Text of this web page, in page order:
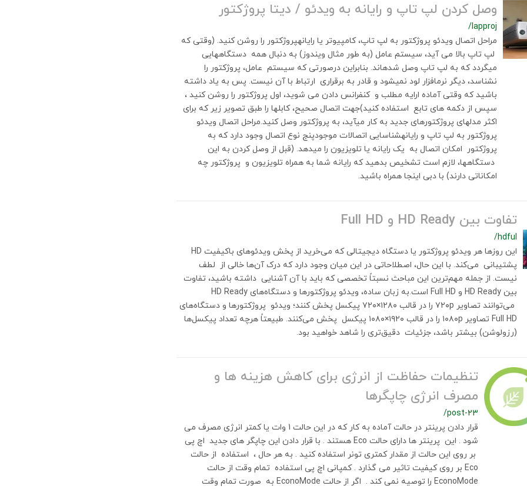
وصل کردن لپ تاپ و رایانه به ویدئو / دیتا پروژکتور
/lapproj
مراحل اتصال ویدئو پروژکتور به لپ تاپ، کامپیوتر یا رایانهپروژکتور را روشن کنید. (وقتی که
لپ تاپ بالا می آید، سیستم عامل (به طور مثال ویندوز) به دنبال همه دستگاه‎هایی
می‎گردد که به لپ تاپ وصل شده‎اند. بنابراین درصورتی که سیستم عامل، پروژکتور را
نشناسد، دیگر نرم‎افزار لود نمی‎شود و قادر به برقراری ارتباط با آن نیست. پس به یاد داشته
باشید که وقتی آماده ارایه مطلب و کنفرانس دادن می شوید، اول پروژکتور را روشن کنید ،
سپس از دکمه های تابع استفاده کنید)جهت اتصال صحیح، کابل‎ها را طبق تصویر زیر که برای
اکثر مدلهای پروژکتورهای جدید به کار می‎آید، به پروژکتور وصل کنید.مراحل اتصال ویدئو
پروژکتور به لپ تاپ و رایانهشناسایی اتصالات موجودپنج نوع اتصال وجود دارد که به
پروژکتور امکان اتصال به یک رایانه یا تلویزیون را می‎دهد. (قبل از وصل کردن به این
دستگاه‎ها، لازم است تشخیص بدهید که رایانه شما به همراه تلویزیون و پروژکتور چه
امکاناتی دارند) با دبی اینجا همراه باشید.
تفاوت بین HD Ready و Full HD
/hdful
این روزها هر ویدئو پروژکتور یا دستگاه دیجیتالی که می‌خرید از پخش ویدئوهای باکیفیت HD
پشتیبانی می‌کند. با این حال، اصطلاحاتی در این میان وجود دارد که درک آن‌ها خالی از لطف
نیست. از جمله مهم‌ترین این مباحث نسبتاً تخصصی که باید با آن آشنایی داشته باشید، تفاوت
بین HD Ready و Full HD است.به زبان ساده، ویدئو پروژکتورها و دستگاه‌های HD Ready
می‌توانند تصاویر ۷۲۰p را در قالب ۱۲۸۰×۷۲۰ پیکسل پخش کنند؛ ویدئو پروژکتورها و دستگاه‌های
Full HD تصاویر ۱۰۸۰p را در قالب ۱۹۲۰×۱۰۸۰ پیکسل پخش می‌کنند. طبیعتاً هرچه تعداد پیکسل‌ها
(رزولوشن) بیشتر باشد، جزئیات دقیق‌تری را شاهد خواهید بود.
تنظیمات حفاظت از انرژی برای کاهش هزینه ها و
مصرف انرژی چاپگرها
/post-23
قرار دادن پرینتر در حالت آماده به کار که در این حالت 1 وات یا کمتر انرژی مصرف می
شود . این پرینتر ها دارای حالت Eco هستند . با قرار دادن این چاپگر های جدید اچ پی
بر روی این حالت از مقدار کمتری تونر استفاده کنید . به هر حال ، استفاده از حالت
Eco بر روی کیفیت تاثیر می گذارد . کمپانی اچ پی استفاده تمام وقت از حالت
EconoMode را توصیه نمی کند . اگر از حالت EconoMode به صورت تمام وقت